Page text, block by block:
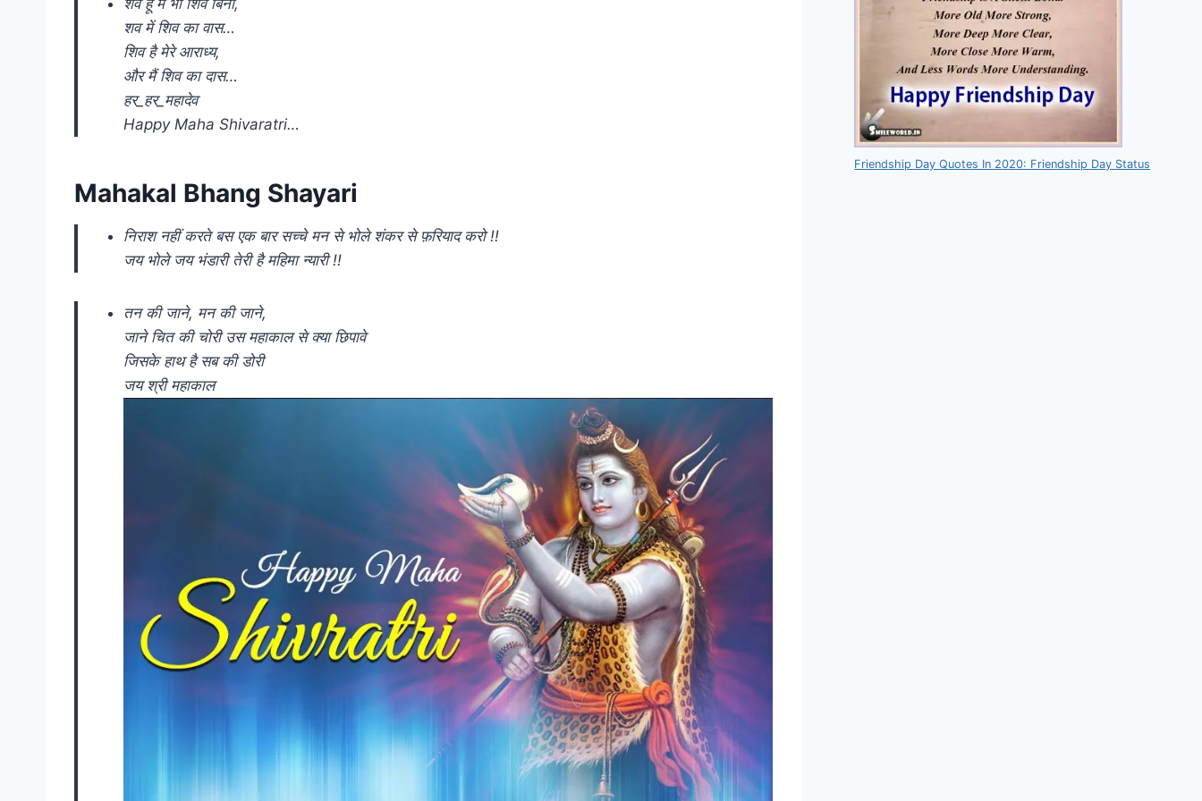
शव में शिव का वास…
शिव है मेरे आराध्य,
और मैं शिव का दास…
हर_हर_महादेव
Happy Maha Shivaratri…
Mahakal Bhang Shayari
निराश नहीं करते बस एक बार सच्चे मन से भोले शंकर से फ़रियाद करो !!
जय भोले जय भंडारी तेरी है महिमा न्यारी !!
तन की जाने, मन की जाने,
जाने चित की चोरी उस महाकाल से क्या छिपावे
जिसके हाथ है सब की डोरी
जय श्री महाकाल
Friendship Day Quotes In 2020: Friendship Day Status